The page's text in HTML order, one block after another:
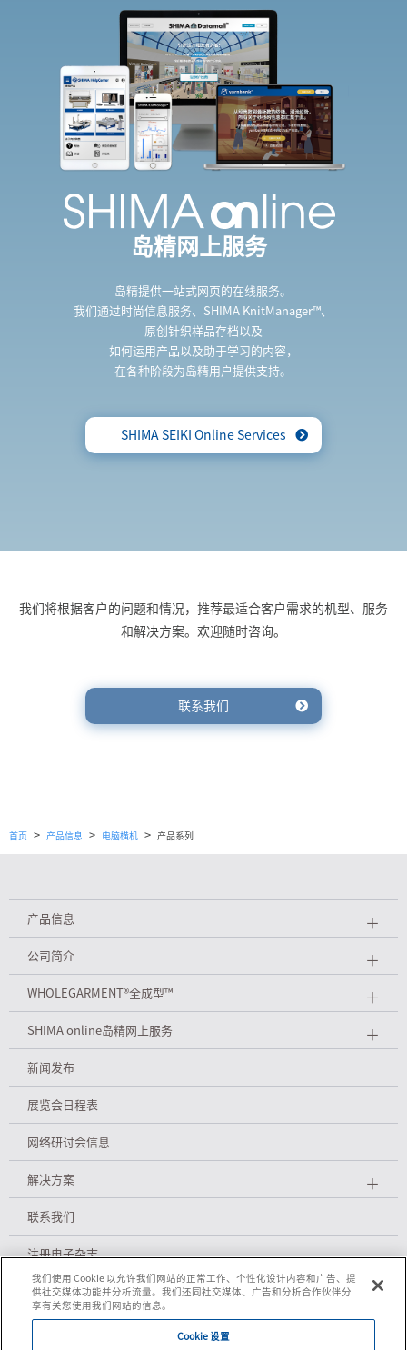
岛精网上服务
岛精提供一站式网页的在线服务。
我们通过时尚信息服务、SHIMA KnitManager™、
原创针织样品存档以及
如何运用产品以及助于学习的内容，
在各种阶段为岛精用户提供支持。
SHIMA SEIKI Online Services
我们将根据客户的问题和情况，推荐最适合客户需求的机型、服务
和解决方案。欢迎随时咨询。
联系我们
首页 > 产品信息 > 电脑横机 > 产品系列
产品信息 ＋
公司简介 ＋
WHOLEGARMENT®全成型™ ＋
SHIMA online岛精网上服务 ＋
新闻发布
展览会日程表
网络研讨会信息
解决方案 ＋
联系我们
注册电子杂志
隐私政策
我们使用 Cookie 以允许我们网站的正常工作、个性化设计内容和广告、提
供社交媒体功能并分析流量。我们还同社交媒体、广告和分析合作伙伴分
享有关您使用我们网站的信息。
Cookie 设置